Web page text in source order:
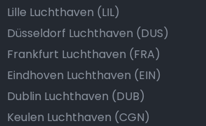
Lille Luchthaven (LIL)
Düsseldorf Luchthaven (DUS)
Frankfurt Luchthaven (FRA)
Eindhoven Luchthaven (EIN)
Dublin Luchthaven (DUB)
Keulen Luchthaven (CGN)